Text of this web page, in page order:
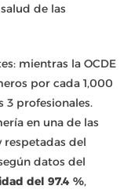
de las
mientras la OCDE
por cada 1,000
3 profesionales.
en una de las
respetadas del
datos del
del 97.4 %,